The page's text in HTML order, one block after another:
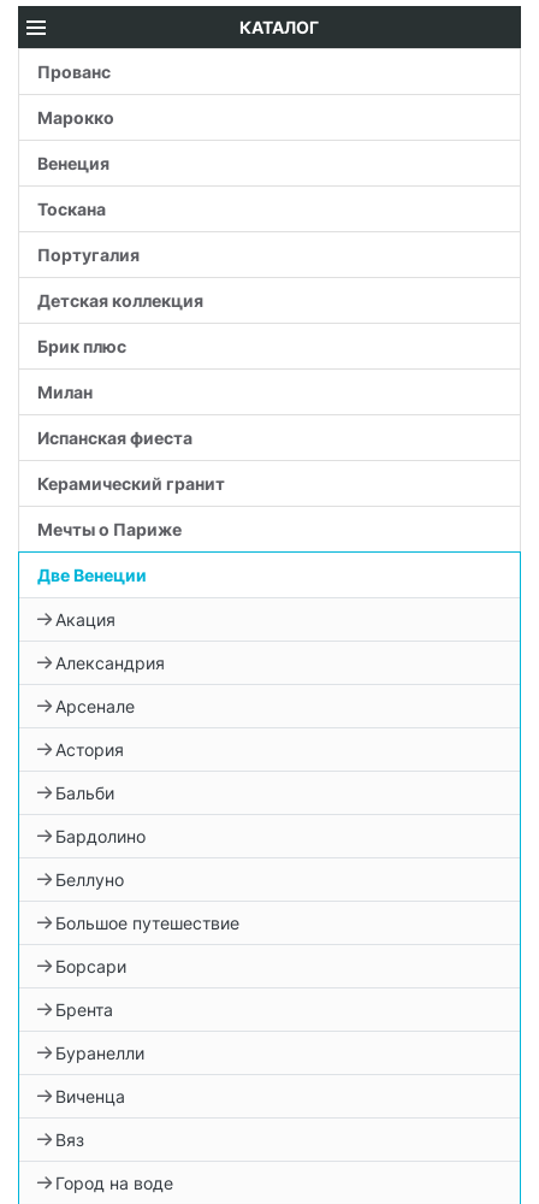
КАТАЛОГ
Прованс
Марокко
Венеция
Тоскана
Португалия
Детская коллекция
Брик плюс
Милан
Испанская фиеста
Керамический гранит
Мечты о Париже
Две Венеции
Акация
Александрия
Арсенале
Астория
Бальби
Бардолино
Беллуно
Большое путешествие
Борсари
Брента
Буранелли
Виченца
Вяз
Город на воде